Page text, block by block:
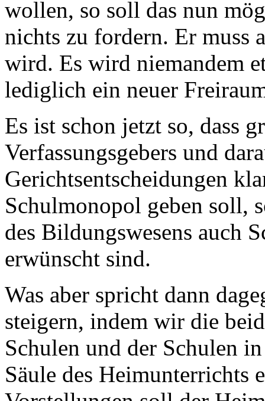
wollen, so soll das nun
nichts zu fordern. Er muss
wird. Es wird niemandem
lediglich ein neuer
Es ist schon jetzt so, dass
Verfassungsgebers und
Gerichtsentscheidungen
Schulmonopol geben soll,
des Bildungswesens auch
erwünscht sind.
Was aber spricht dann
steigern, indem wir die
Schulen und der Schulen
Säule des Heimunterrichts